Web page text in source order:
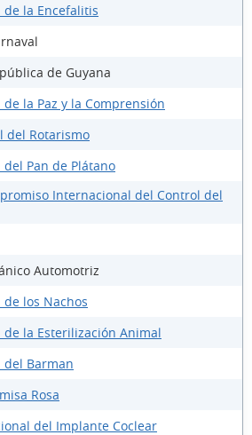
la Encefalitis
de Guyana
la Paz y la Comprensión
del Rotarismo
Pan de Plátano
Internacional del Control del
Automotriz
los Nachos
la Esterilización Animal
Barman
Rosa
del Implante Coclear